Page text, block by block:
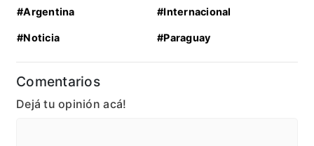
#Argentina #Internacional
#Noticia #Paraguay
Comentarios
Dejá tu opinión acá!